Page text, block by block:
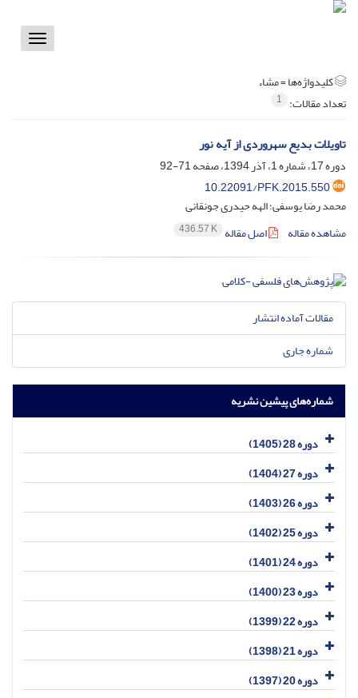
Toggle
کلیدواژه‌ها =مشاء
تعداد مقالات: 1
تاویلات بدیع سهروردی از آیه نور
دوره 17، شماره 1، آذر 1394، صفحه
71-92
10.22091/PFK.2015.550
محمد رضا یوسفی؛ الهه حیدری جونقانی
مشاهده مقاله
اصل مقاله 436.57 K
مقالات آماده انتشار
شماره جاری
شماره‌های پیشین نشریه
دوره 28 (1405)
دوره 27 (1404)
دوره 26 (1403)
دوره 25 (1402)
دوره 24 (1401)
دوره 23 (1400)
دوره 22 (1399)
دوره 21 (1398)
دوره 20 (1397)